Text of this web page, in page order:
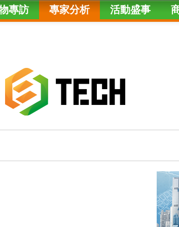
專訪 專家分析 活動盛事